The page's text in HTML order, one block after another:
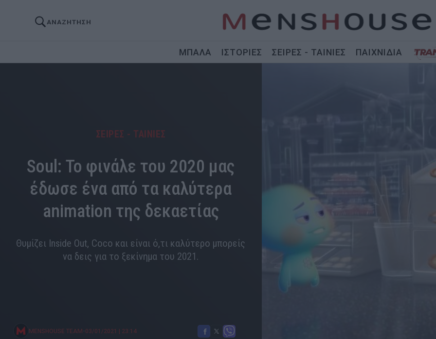
ΑΝΑΖΗΤΗΣΗ
ΜΠΑΛΑ ΙΣΤΟΡΙΕΣ ΣΕΙΡΕΣ - ΤΑΙΝΙΕΣ ΠΑΙΧΝΙΔΙΑ
ΣΕΙΡΕΣ - ΤΑΙΝΙΕΣ
Soul: Το φινάλε του 2020 μας
έδωσε ένα από τα καλύτερα
animation της δεκαετίας
Θυμίζει Inside Out, Coco και είναι ό,τι καλύτερο μπορείς
να δεις για το ξεκίνημα του 2021.
MENSHOUSE TEAM 03/01/2021 | 23:14